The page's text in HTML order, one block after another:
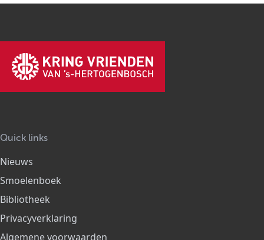
Quick links
Nieuws
Smoelenboek
Bibliotheek
Privacyverklaring
Algemene voorwaarden